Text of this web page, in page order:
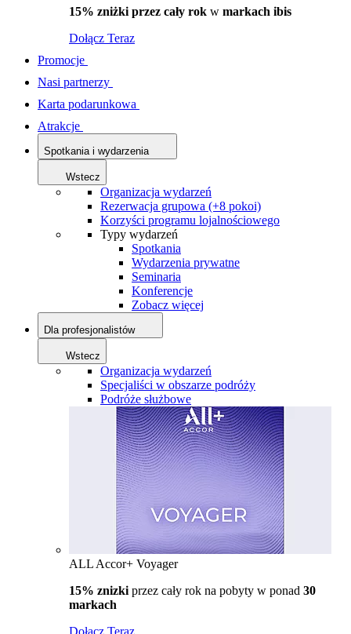
15% zniżki przez cały rok w markach ibis
Dołącz Teraz
Promocje
Nasi partnerzy
Karta podarunkowa
Atrakcje
Spotkania i wydarzenia
Wstecz
Organizacja wydarzeń
Rezerwacja grupowa (+8 pokoi)
Korzyści programu lojalnościowego
Typy wydarzeń
Spotkania
Wydarzenia prywatne
Seminaria
Konferencje
Zobacz więcej
Dla profesjonalistów
Wstecz
Organizacja wydarzeń
Specjaliści w obszarze podróży
Podróże służbowe
ALL Accor+ Voyager
15% znizki przez cały rok na pobyty w ponad 30
markach
Dołącz Teraz